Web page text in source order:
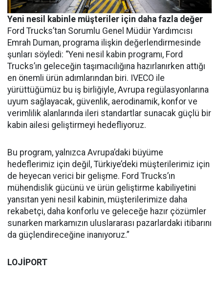
Yeni nesil kabinle müşteriler için daha fazla değer
Ford Trucks’tan Sorumlu Genel Müdür Yardımcısı
Emrah Duman, programa ilişkin değerlendirmesinde
şunları söyledi: “Yeni nesil kabin programı, Ford
Trucks’ın geleceğin taşımacılığına hazırlanırken attığı
en önemli ürün adımlarından biri. IVECO ile
yürüttüğümüz bu iş birliğiyle, Avrupa regülasyonlarına
uyum sağlayacak, güvenlik, aerodinamik, konfor ve
verimlilik alanlarında ileri standartlar sunacak güçlü bir
kabin ailesi geliştirmeyi hedefliyoruz.
Bu program, yalnızca Avrupa’daki büyüme
hedeflerimiz için değil, Türkiye’deki müşterilerimiz için
de heyecan verici bir gelişme. Ford Trucks’ın
mühendislik gücünü ve ürün geliştirme kabiliyetini
yansıtan yeni nesil kabinin, müşterilerimize daha
rekabetçi, daha konforlu ve geleceğe hazır çözümler
sunarken markamızın uluslararası pazarlardaki itibarını
da güçlendireceğine inanıyoruz.”
LOJİPORT